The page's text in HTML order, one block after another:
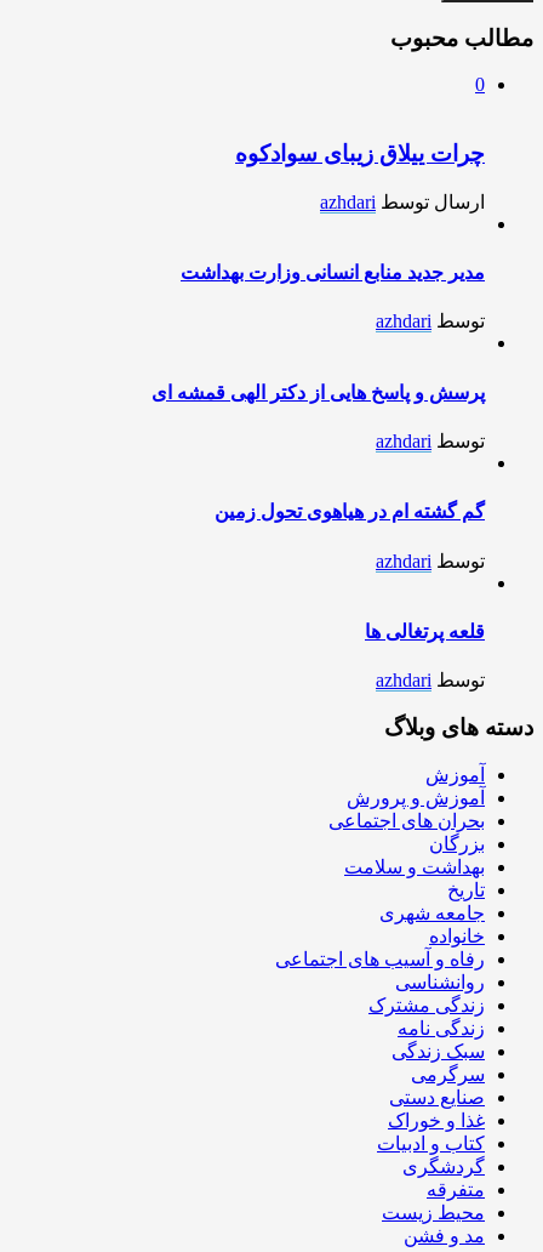
مطالب محبوب
0
چرات ییلاق زیبای سوادکوه
ارسال توسط azhdari
مدیر جدید منابع انسانی وزارت بهداشت
توسط azhdari
پرسش و پاسخ هایی از دکتر الهی قمشه ای
توسط azhdari
گم گشته ام در هیاهوی تحول زمین
توسط azhdari
قلعه پرتغالی ها
توسط azhdari
دسته های وبلاگ
آموزش
آموزش و پرورش
بحران های اجتماعی
بزرگان
بهداشت و سلامت
تاریخ
جامعه شهری
خانواده
رفاه و آسیب های اجتماعی
روانشناسی
زندگی مشترک
زندگی نامه
سبک زندگی
سرگرمی
صنایع دستی
غذا و خوراک
کتاب و ادبیات
گردشگری
متفرقه
محیط زیست
مد و فشن